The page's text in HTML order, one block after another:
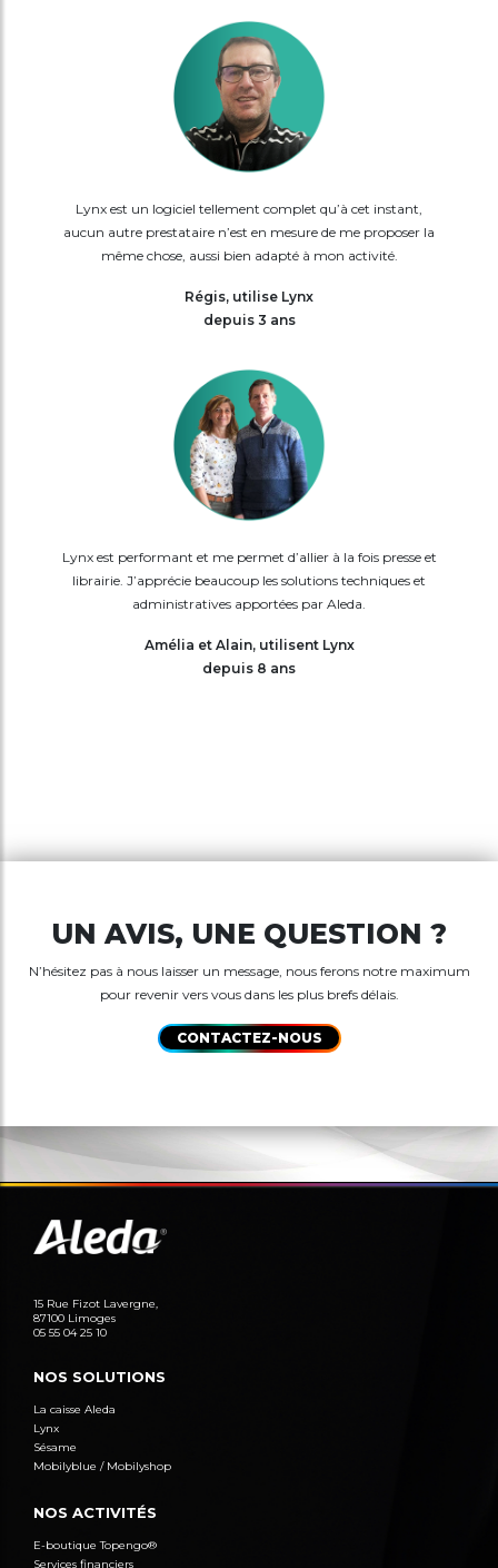
Lynx est un logiciel tellement complet qu’à cet instant,
aucun autre prestataire n’est en mesure de me proposer la
même chose, aussi bien adapté à mon activité.
Régis, utilise Lynx
depuis 3 ans
Lynx est performant et me permet d’allier à la fois presse et
librairie. J’apprécie beaucoup les solutions techniques et
administratives apportées par Aleda.
Amélia et Alain, utilisent Lynx
depuis 8 ans
UN AVIS, UNE QUESTION ?
N’hésitez pas à nous laisser un message, nous ferons notre maximum
pour revenir vers vous dans les plus brefs délais.
CONTACTEZ-NOUS
15 Rue Fizot Lavergne,
87100 Limoges
05 55 04 25 10
NOS SOLUTIONS
La caisse Aleda
Lynx
Sésame
Mobilyblue / Mobilyshop
NOS ACTIVITÉS
E-boutique Topengo®
Services financiers